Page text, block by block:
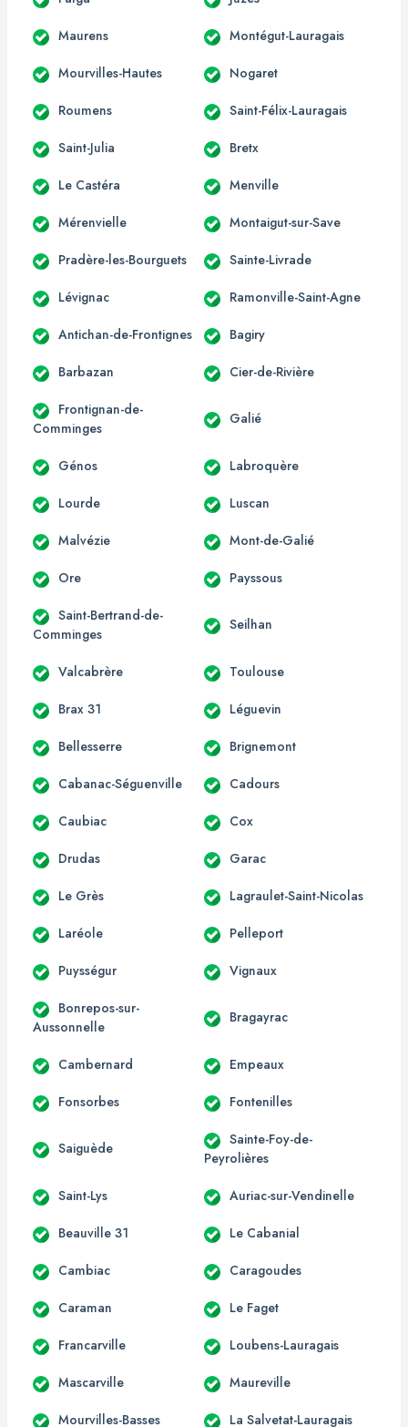
Maurens Montégut-Lauragais
Mourvilles-Hautes Nogaret
Roumens Saint-Félix-Lauragais
Saint-Julia Bretx
Le Castéra Menville
Mérenvielle Montaigut-sur-Save
Pradère-les-Bourguets Sainte-Livrade
Lévignac Ramonville-Saint-Agne
Antichan-de-Frontignes Bagiry
Barbazan Cier-de-Rivière
Frontignan-de-
Comminges
Galié
Génos Labroquère
Lourde Luscan
Malvézie Mont-de-Galié
Ore Payssous
Saint-Bertrand-de-
Comminges
Seilhan
Valcabrère Toulouse
Brax 31 Léguevin
Bellesserre Brignemont
Cabanac-Séguenville Cadours
Caubiac Cox
Drudas Garac
Le Grès Lagraulet-Saint-Nicolas
Laréole Pelleport
Puysségur Vignaux
Bonrepos-sur-
Aussonnelle
Bragayrac
Cambernard Empeaux
Fonsorbes Fontenilles
Saiguède
Sainte-Foy-de-
Peyrolières
Saint-Lys Auriac-sur-Vendinelle
Beauville 31 Le Cabanial
Cambiac Caragoudes
Caraman Le Faget
Francarville Loubens-Lauragais
Mascarville Maureville
Mourvilles-Basses La Salvetat-Lauragais